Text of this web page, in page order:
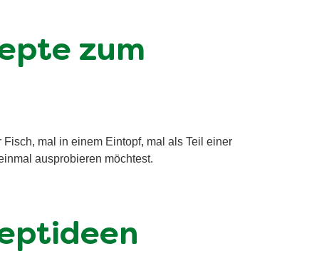
zum
mal in einem Eintopf, mal als Teil einer
ausprobieren möchtest.